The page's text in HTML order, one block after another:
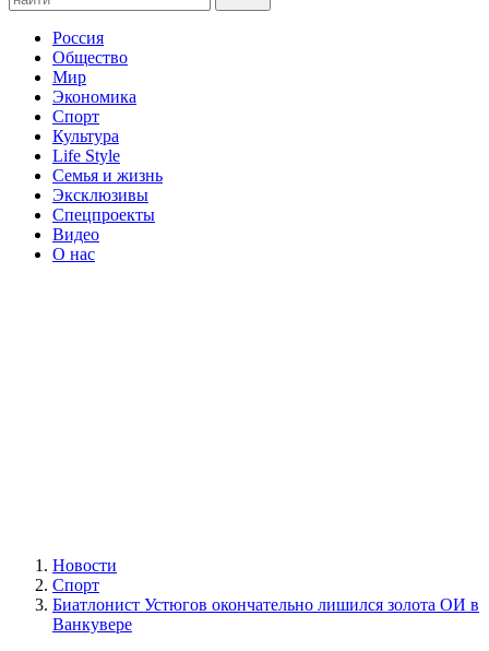
Россия
Общество
Мир
Экономика
Спорт
Культура
Life Style
Семья и жизнь
Эксклюзивы
Спецпроекты
Видео
О нас
Новости
Спорт
Биатлонист Устюгов окончательно лишился золота ОИ в
Ванкувере